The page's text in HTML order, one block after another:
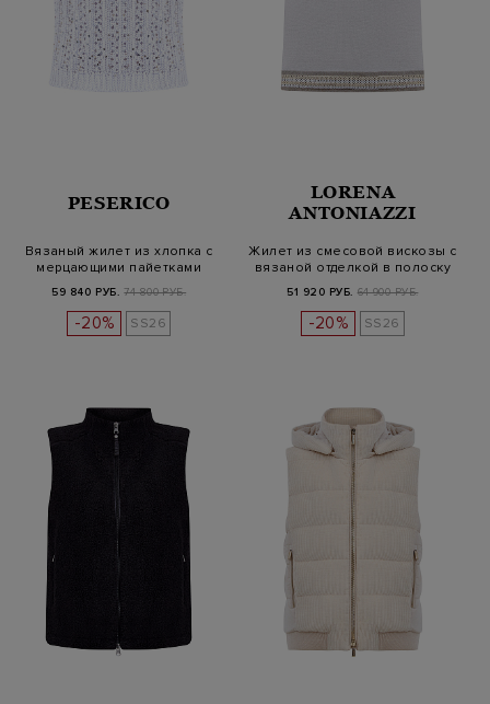
PESERICO
Вязаный жилет из хлопка с
мерцающими пайетками
59 840 РУБ. 74 800 РУБ.
-20% SS26
LORENA
ANTONIAZZI
Жилет из смесовой вискозы с
вязаной отделкой в полоску
51 920 РУБ. 64 900 РУБ.
-20% SS26